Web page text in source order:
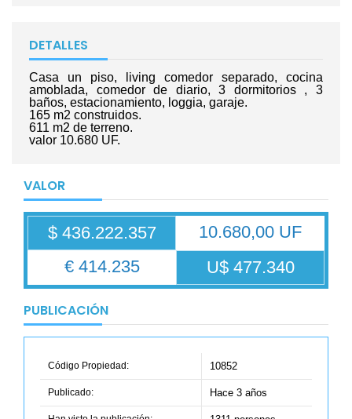
DETALLES
Casa un piso, living comedor separado, cocina
amoblada, comedor de diario, 3 dormitorios , 3
baños, estacionamiento, loggia, garaje.
165 m2 construidos.
611 m2 de terreno.
valor 10.680 UF.
VALOR
$ 436.222.357
10.680,00 UF
€ 414.235
U$ 477.340
PUBLICACIÓN
Código Propiedad: 10852
Publicado: Hace 3 años